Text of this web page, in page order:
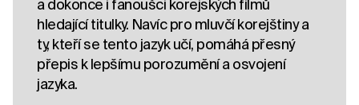
a dokonce i fanoušci korejských filmů
hledající titulky. Navíc pro mluvčí korejštiny a
ty, kteří se tento jazyk učí, pomáhá přesný
přepis k lepšímu porozumění a osvojení
jazyka.